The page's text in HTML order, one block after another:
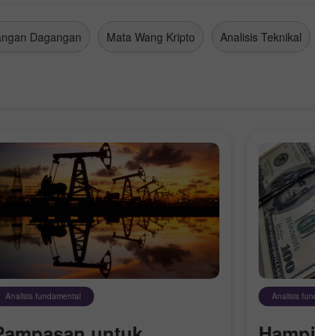
Dagangan Mata Wang Kripto Analisis Teknikal
Analisis fundamental Analisis
Buka Akaun
Demo
Buka
Buka Akaun
Sebenar
Buka